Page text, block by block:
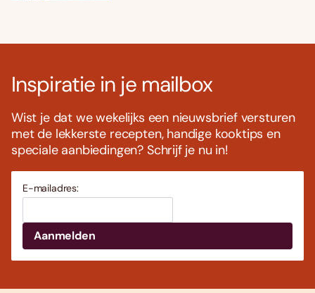
Inspiratie in je mailbox
Wist je dat we wekelijks een nieuwsbrief versturen
met de lekkerste recepten, handige kooktips en
speciale aanbiedingen? Schrijf je nu in!
E-mailadres: